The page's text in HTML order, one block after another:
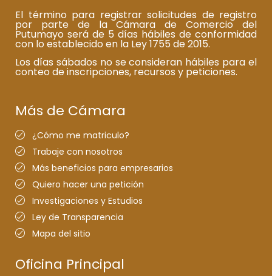
El término para registrar solicitudes de registro
por parte de la Cámara de Comercio del
Putumayo será de 5 días hábiles de conformidad
con lo establecido en la Ley 1755 de 2015.
Los días sábados no se consideran hábiles para el
conteo de inscripciones, recursos y peticiones.
Más de Cámara
¿Cómo me matriculo?
Trabaje con nosotros
Más beneficios para empresarios
Quiero hacer una petición
Investigaciones y Estudios
Ley de Transparencia
Mapa del sitio
Oficina Principal